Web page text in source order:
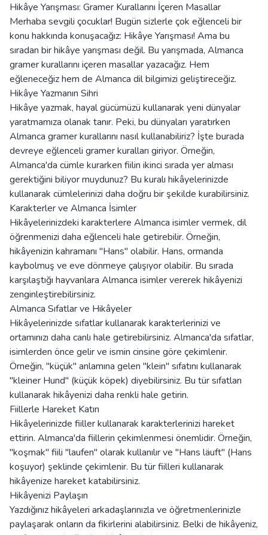
Hikâye Yarışması: Gramer Kurallarını İçeren Masallar
Merhaba sevgili çocuklar! Bugün sizlerle çok eğlenceli bir
konu hakkında konuşacağız: Hikâye Yarışması! Ama bu
sıradan bir hikâye yarışması değil. Bu yarışmada, Almanca
gramer kurallarını içeren masallar yazacağız. Hem
eğleneceğiz hem de Almanca dil bilgimizi geliştireceğiz.
Hikâye Yazmanın Sihri
Hikâye yazmak, hayal gücümüzü kullanarak yeni dünyalar
yaratmamıza olanak tanır. Peki, bu dünyaları yaratırken
Almanca gramer kurallarını nasıl kullanabiliriz? İşte burada
devreye eğlenceli gramer kuralları giriyor. Örneğin,
Almanca'da cümle kurarken fiilin ikinci sırada yer alması
gerektiğini biliyor muydunuz? Bu kuralı hikâyelerinizde
kullanarak cümlelerinizi daha doğru bir şekilde kurabilirsiniz.
Karakterler ve Almanca İsimler
Hikâyelerinizdeki karakterlere Almanca isimler vermek, dil
öğrenmenizi daha eğlenceli hale getirebilir. Örneğin,
hikâyenizin kahramanı "Hans" olabilir. Hans, ormanda
kaybolmuş ve eve dönmeye çalışıyor olabilir. Bu sırada
karşılaştığı hayvanlara Almanca isimler vererek hikâyenizi
zenginleştirebilirsiniz.
Almanca Sıfatlar ve Hikâyeler
Hikâyelerinizde sıfatlar kullanarak karakterlerinizi ve
ortamınızı daha canlı hale getirebilirsiniz. Almanca'da sıfatlar,
isimlerden önce gelir ve ismin cinsine göre çekimlenir.
Örneğin, "küçük" anlamına gelen "klein" sıfatını kullanarak
"kleiner Hund" (küçük köpek) diyebilirsiniz. Bu tür sıfatları
kullanarak hikâyenizi daha renkli hale getirin.
Fiillerle Hareket Katın
Hikâyelerinizde fiiller kullanarak karakterlerinizi hareket
ettirin. Almanca'da fiillerin çekimlenmesi önemlidir. Örneğin,
"koşmak" fiili "laufen" olarak kullanılır ve "Hans läuft" (Hans
koşuyor) şeklinde çekimlenir. Bu tür fiilleri kullanarak
hikâyenize hareket katabilirsiniz.
Hikâyenizi Paylaşın
Yazdığınız hikâyeleri arkadaşlarınızla ve öğretmenlerinizle
paylaşarak onların da fikirlerini alabilirsiniz. Belki de hikâyeniz,